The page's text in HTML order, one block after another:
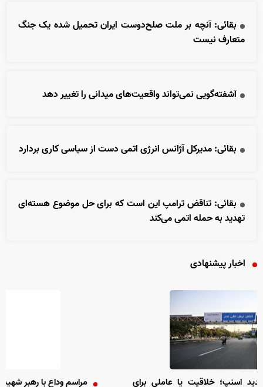
بقائی: آنچه بر ملت صلح‌دوست ایران تحمیل شده یک جنگ
متعارف نیست
آشفته‌گویی نمی‌تواند واقعیت‌های میدانی را تغییر دهد
بقائی: مدیرکل آژانس انرژی اتمی دست از سیاسی کاری بردارد
بقائی: تناقض ترامپ این است که برای حل موضوع هسته‌ای
تهدید به حمله اتمی می‌کند
اخبار پیشنهادی
یا عاملی برای مراسم وداع با رهبر شهید انقلاب در